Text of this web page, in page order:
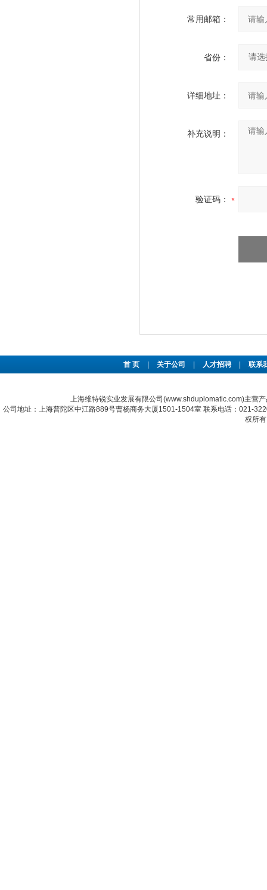
常用邮箱：
省份：
详细地址：
补充说明：
验证码：
首 页 关于公司 人才招聘 联系
上海维特锐实业发展有限公司(www.shduplomatic.com)主营
公司地址：上海普陀区中江路889号曹杨商务大厦1501-1504室 联系电话：021-
权所